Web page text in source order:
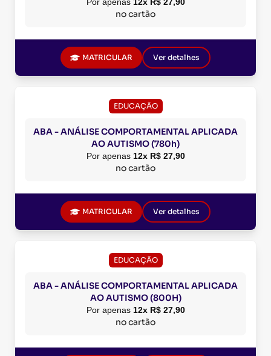
no cartão
MATRICULAR Ver detalhes
EDUCAÇÃO
ABA - ANÁLISE COMPORTAMENTAL APLICADA
AO AUTISMO (780h)
Por apenas 12x R$ 27,90
no cartão
MATRICULAR Ver detalhes
EDUCAÇÃO
ABA - ANÁLISE COMPORTAMENTAL APLICADA
AO AUTISMO (800H)
Por apenas 12x R$ 27,90
no cartão